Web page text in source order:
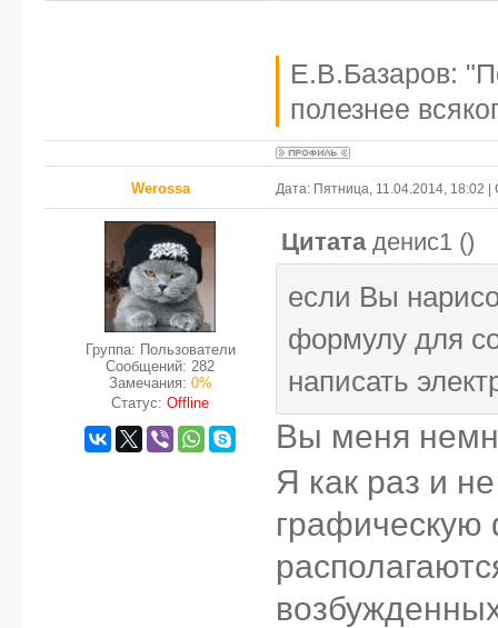
Е.В.Базаров:
полезнее
Werossa Дата: Пятница, 11.04.2014, 18:02
Группа: Пользователи
Сообщений: 282
Замечания: 0%
Статус: Offline
Цитата денис1 ()
если Вы
формулу для
написать
Вы меня
Я как раз и
графическую